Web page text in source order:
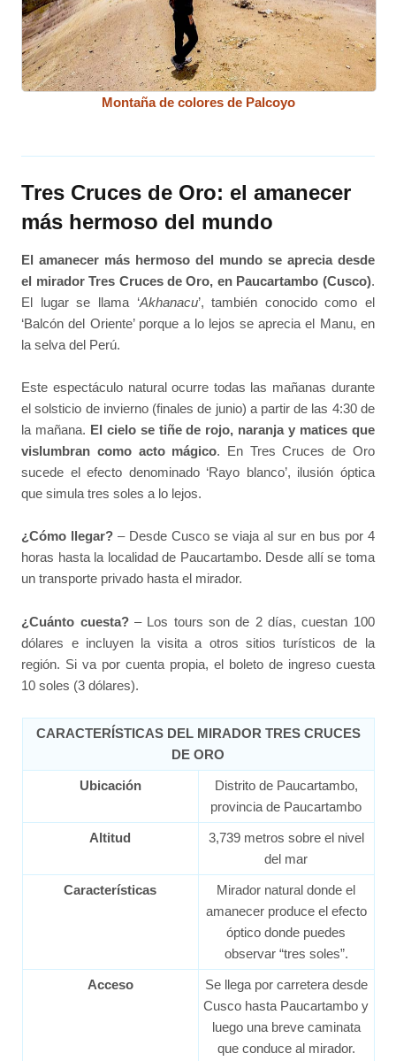
Montaña de colores de Palcoyo
Tres Cruces de Oro: el amanecer
más hermoso del mundo
El amanecer más hermoso del mundo se aprecia desde
el mirador Tres Cruces de Oro, en Paucartambo (Cusco).
El lugar se llama ‘Akhanacu’, también conocido como el
‘Balcón del Oriente’ porque a lo lejos se aprecia el Manu, en
la selva del Perú.
Este espectáculo natural ocurre todas las mañanas durante
el solsticio de invierno (finales de junio) a partir de las 4:30 de
la mañana. El cielo se tiñe de rojo, naranja y matices que
vislumbran como acto mágico. En Tres Cruces de Oro
sucede el efecto denominado ‘Rayo blanco’, ilusión óptica
que simula tres soles a lo lejos.
¿Cómo llegar? – Desde Cusco se viaja al sur en bus por 4
horas hasta la localidad de Paucartambo. Desde allí se toma
un transporte privado hasta el mirador.
¿Cuánto cuesta?– Los tours son de 2 días, cuestan 100
dólares e incluyen la visita a otros sitios turísticos de la
región. Si va por cuenta propia, el boleto de ingreso cuesta
10 soles (3 dólares).
CARACTERÍSTICAS DEL MIRADOR TRES CRUCES
DE ORO
Ubicación
Distrito de Paucartambo,
provincia de Paucartambo
Altitud
3,739 metros sobre el nivel
del mar
Características
Mirador natural donde el
amanecer produce el efecto
óptico donde puedes
observar “tres soles”.
Acceso
Se llega por carretera desde
Cusco hasta Paucartambo y
luego una breve caminata
que conduce al mirador.